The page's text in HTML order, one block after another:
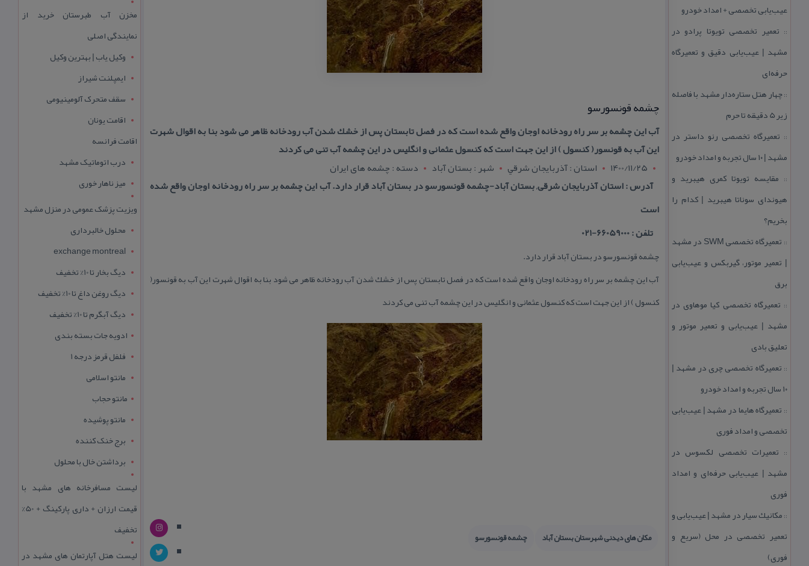
عیب‌یابی تخصصی + امداد خودرو
:: تعمیر تخصصی تویوتا پرادو در
مشهد | عیب‌یابی دقیق و تعمیرگاه
حرفه‌ای
::چهار هتل‌ ستاره‌دار مشهد با فاصله
زیر 5 دقیقه تا حرم
:: تعمیرگاه تخصصی رنو داستر در
مشهد | ۱۰ سال تجربه و امداد خودرو
:: مقایسه تویوتا كمری هیبرید و
هیوندای سوناتا هیبرید | كدام را
بخریم؟
::
تعمیرگاه تخصصی SWM در مشهد
| تعمیر موتور، گیربكس و عیب‌یابی
برق
:: تعمیرگاه تخصصی كیا موهاوی در
مشهد | عیب‌یابی و تعمیر موتور و
تعلیق بادی
:: تعمیرگاه تخصصی چری در مشهد |
۱۰ سال تجربه و امداد خودرو
:: تعمیرگاه هایما در مشهد | عیب‌یابی
تخصصی و امداد فوری
:: تعمیرات تخصصی لكسوس در
مشهد | عیب‌یابی حرفه‌ای و امداد
فوری
:: مكانیك سیار در مشهد | عیب‌یابی و
تعمیر تخصصی در محل (سریع و
فوری)
چشمه قونسورسو
آب این چشمه بر سر راه رودخانه اوجان واقع شده است كه در فصل تابستان پس از خشك شدن آب رودخانه ظاهر می شود بنا به اقوال شهرت
این آب به قونسور( كنسول ) از این جهت است كه كنسول عثمانی و انگلیس در این چشمه آب تنی می كردند
1400/11/25
استان : آذربايجان شرقي شهر : بستان آباد
دسته : چشمه های ایران
آدرس : استان آذربایجان شرقی, بستان آباد-چشمه قونسورسو در بستان آباد قرار دارد. آب این چشمه بر سر راه رودخانه اوجان واقع شده
است
تلفن : 66059000-021
چشمه قونسورسو در بستان آباد قرار دارد.
آب این چشمه بر سر راه رودخانه اوجان واقع شده است كه در فصل تابستان پس از خشك شدن آب رودخانه ظاهر می شود بنا به اقوال شهرت این آب به قونسور(
كنسول ) از این جهت است كه كنسول عثمانی و انگلیس در این چشمه آب تنی می كردند
مكان های دیدنی شهرستان بستان آباد چشمه قونسورسو
مخزن آب طبرستان خرید از
نمایندگی اصلی
وکیل یاب | بهترین وکیل
ایمپلنت شیراز
سقف متحرک آلومینیومی
اقامت یونان
اقامت فرانسه
درب اتوماتیک مشهد
میز ناهار خوری
ویزیت پزشک عمومی در منزل مشهد
محلول خالبرداری
exchange montreal
دیگ بخار تا 10% تخفیف
دیگ روغن داغ تا 10% تخفیف
دیگ آبگرم تا 10% تخفیف
ادویه جات بسته بندی
فلفل قرمز درجه 1
مانتو اسلامی
مانتو حجاب
مانتو پوشیده
برج خنک کننده
برداشتن خال با محلول
لیست مسافرخانه های مشهد با
قیمت ارزان + داری پارکینگ + 50%
تخفیف
لیست هتل آپارتمان های مشهد در